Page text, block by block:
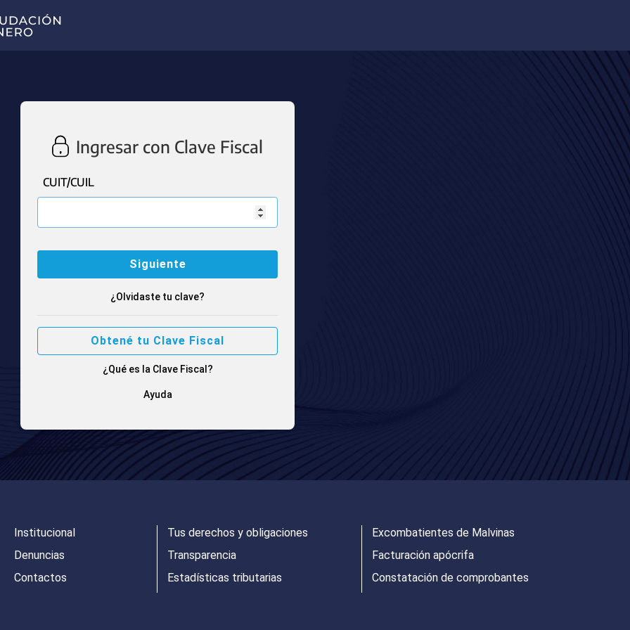
Ingresar con Clave Fiscal
CUIT/CUIL
¿Olvidaste tu clave?
Obtené tu Clave Fiscal
¿Qué es la Clave Fiscal?
Ayuda
Institucional
Denuncias
Contactos
Tus derechos y obligaciones
Transparencia
Estadísticas tributarias
Excombatientes de Malvinas
Facturación apócrifa
Constatación de comprobantes